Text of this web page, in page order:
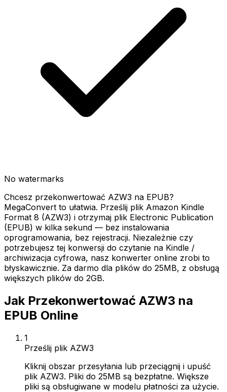
No watermarks
Chcesz przekonwertować AZW3 na EPUB?
MegaConvert to ułatwia. Prześlij plik Amazon Kindle
Format 8 (AZW3) i otrzymaj plik Electronic Publication
(EPUB) w kilka sekund — bez instalowania
oprogramowania, bez rejestracji. Niezależnie czy
potrzebujesz tej konwersji do czytanie na Kindle /
archiwizacja cyfrowa, nasz konwerter online zrobi to
błyskawicznie. Za darmo dla plików do 25MB, z obsługą
większych plików do 2GB.
Jak Przekonwertować AZW3 na
EPUB Online
1
Prześlij plik AZW3
Kliknij obszar przesyłania lub przeciągnij i upuść
plik AZW3. Pliki do 25MB są bezpłatne. Większe
pliki są obsługiwane w modelu płatności za użycie.